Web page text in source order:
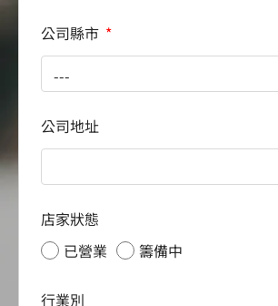
公司縣市
公司地址
店家狀態
已營業
籌備中
行業別